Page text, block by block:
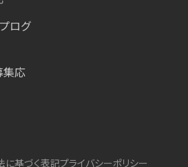
ログ
集応
に基づく表記プライバシーポリシー